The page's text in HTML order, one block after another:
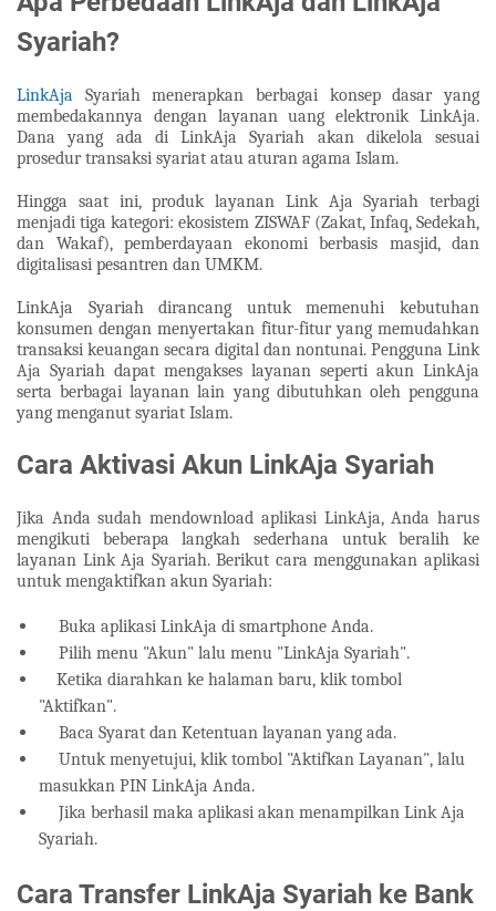
Syariah?
LinkAja Syariah menerapkan berbagai konsep dasar yang
membedakannya dengan layanan uang elektronik LinkAja.
Dana yang ada di LinkAja Syariah akan dikelola sesuai
prosedur transaksi syariat atau aturan agama Islam.
Hingga saat ini, produk layanan Link Aja Syariah terbagi
menjadi tiga kategori: ekosistem ZISWAF (Zakat, Infaq, Sedekah,
dan Wakaf), pemberdayaan ekonomi berbasis masjid, dan
digitalisasi pesantren dan UMKM.
LinkAja Syariah dirancang untuk memenuhi kebutuhan
konsumen dengan menyertakan fitur-fitur yang memudahkan
transaksi keuangan secara digital dan nontunai. Pengguna Link
Aja Syariah dapat mengakses layanan seperti akun LinkAja
serta berbagai layanan lain yang dibutuhkan oleh pengguna
yang menganut syariat Islam.
Cara Aktivasi Akun LinkAja Syariah
Jika Anda sudah mendownload aplikasi LinkAja, Anda harus
mengikuti beberapa langkah sederhana untuk beralih ke
layanan Link Aja Syariah. Berikut cara menggunakan aplikasi
untuk mengaktifkan akun Syariah:
Buka aplikasi LinkAja di smartphone Anda.
Pilih menu "Akun" lalu menu "LinkAja Syariah".
Ketika diarahkan ke halaman baru, klik tombol
"Aktifkan".
Baca Syarat dan Ketentuan layanan yang ada.
Untuk menyetujui, klik tombol "Aktifkan Layanan", lalu
masukkan PIN LinkAja Anda.
Jika berhasil maka aplikasi akan menampilkan Link Aja
Syariah.
Cara Transfer LinkAja Syariah ke Bank